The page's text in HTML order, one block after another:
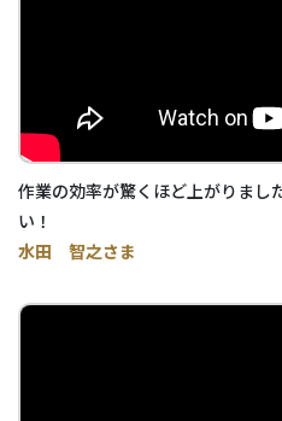
作業の効率が驚くほど上がりまし
い！
水田 智之さま